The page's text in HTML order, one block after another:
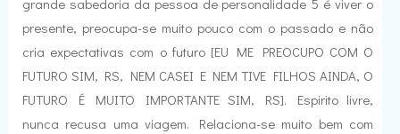
grande sabedoria da pessoa de personalidade 5 é viver o
presente, preocupa-se muito pouco com o passado e não
cria expectativas com o futuro [EU ME PREOCUPO COM O
FUTURO SIM, RS, NEM CASEI E NEM TIVE FILHOS AINDA, O
FUTURO É MUITO IMPORTANTE SIM, RS]. Espirito livre,
nunca recusa uma viagem. Relaciona-se muito bem com